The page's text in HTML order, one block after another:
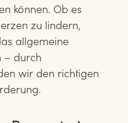
können. Ob es
zu lindern,
allgemeine
– durch
wir den richtigen